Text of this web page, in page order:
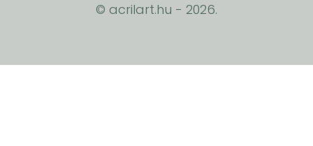
© acrilart.hu - 2026.